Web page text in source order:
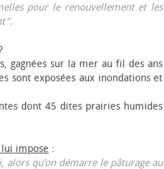
pour le renouvellement et les
gagnées sur la mer au fil des ans
sont exposées aux inondations et
dont 45 dites prairies humides
impose :
alors qu’on démarre le pâturage au